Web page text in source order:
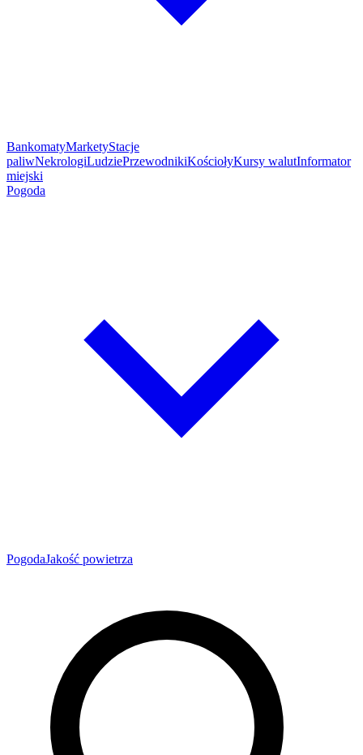
BankomatyMarketyStacje
paliwNekrologiLudziePrzewodnikiKościołyKursy walutInformator
miejski
Pogoda
PogodaJakość powietrza